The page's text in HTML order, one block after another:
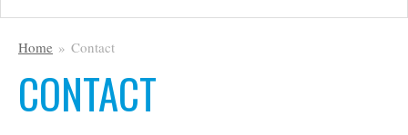
Home Contact
CONTACT